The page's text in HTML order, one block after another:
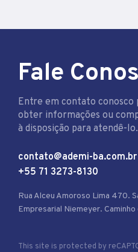
Fale
Entre em contato conosco
obter informações ou
à disposição para atendê-lo.
contato@ademi-ba.com.br
+55 71 3273-8130
Rua Alceu Amoroso Lima 470.
Empresarial Niemeyer.
This site is protected by